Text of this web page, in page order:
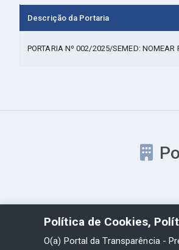
Descrição da Portaria
PORTARIA Nº 002/2025/SEMED: NOMEAR
Política de Cookies,
O(a) Portal da Transparência -